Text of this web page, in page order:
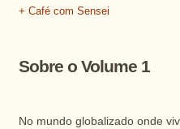
+ Café com Sensei
Sobre o Volume 1
No mundo globalizado onde